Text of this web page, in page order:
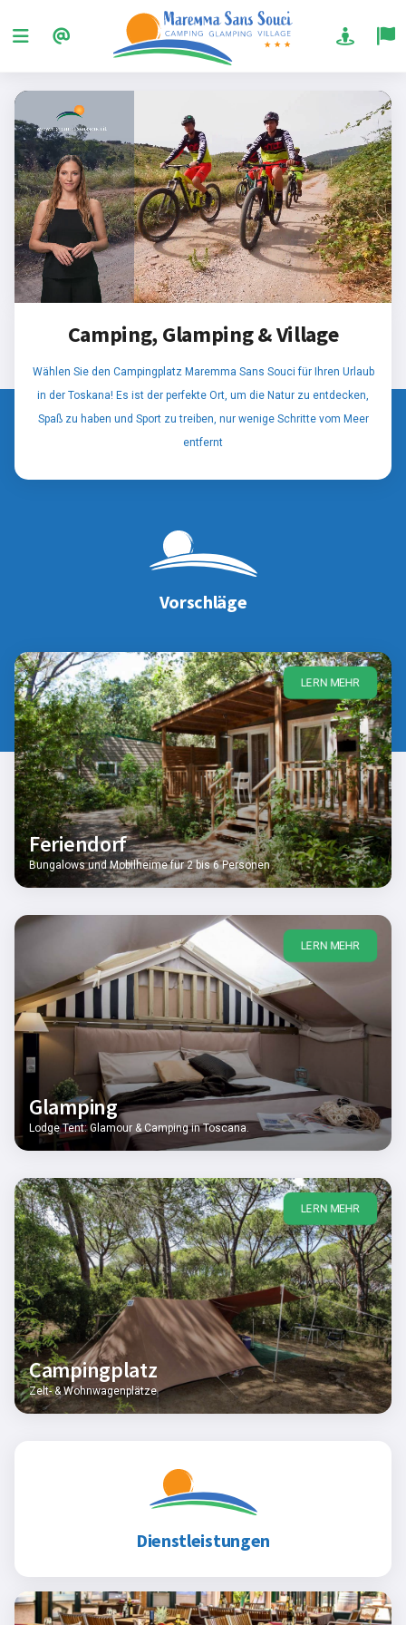
Camping, Glamping & Village
Wählen Sie den Campingplatz Maremma Sans Souci für Ihren Urlaub
in der Toskana! Es ist der perfekte Ort, um die Natur zu entdecken,
Spaß zu haben und Sport zu treiben, nur wenige Schritte vom Meer
entfernt
Vorschläge
LERN MEHR
Feriendorf
Bungalows und Mobilheime für 2 bis 6 Personen
LERN MEHR
Glamping
Lodge Tent: Glamour & Camping in Toscana.
LERN MEHR
Campingplatz
Zelt- & Wohnwagenplätze
Dienstleistungen